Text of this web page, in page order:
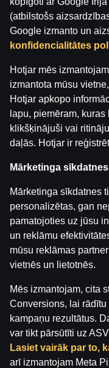
Dear Santa
Diamond Doggies
Savannah Pride
(atbilstošs
Google izmanto un
konfidencialitātes
Hotjar mēs
izmantota mūsu
Hotjar apkopo
lapu, piemēram,
klikšķinājuši vai
daļās. Hotjar ir
Mārketinga sīkdatnes
Mārketinga sīkdatnes
personalizētas, gan
pamatojoties uz jūsu
un reklāmu
mūsu reklāmas
vietnēs un lietotnēs.
Mēs izmantojam, cita
Conversions, lai
kampaņu rezultātus.
var tikt pārsūtīti uz
Lasiet vairāk par to,
arī izmantojam Meta